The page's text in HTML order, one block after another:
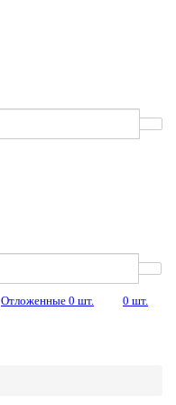
Отложенные 0 шт. 0 шт.